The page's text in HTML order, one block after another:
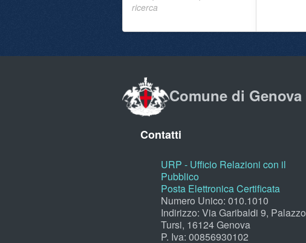
ricerca
Comune di Genova
Contatti
URP - Ufficio Relazioni con il
Pubblico
Posta Elettronica Certificata
Numero Unico: 010.1010
Indirizzo: Via Garibaldi 9, Palazzo
Tursi, 16124 Genova
P. Iva: 00856930102